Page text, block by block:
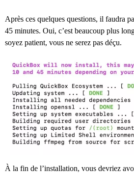
Après ces quelques questions, il faudra
45 minutes. Oui, c’est beaucoup plus
soyez patient, vous ne serez pas déçu.
À la fin de l’installation, vous devriez